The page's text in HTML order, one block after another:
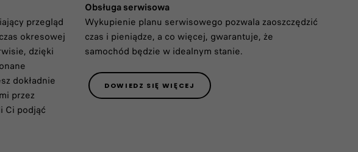
przegląd
okresowej
dzięki
dokładnie
przez
Ci podjąć
Obsługa serwisowa
Wykupienie planu serwisowego pozwala zaoszczędzić
czas i pieniądze, a co więcej, gwarantuje, że
samochód będzie w idealnym stanie.
DOWIEDZ SIĘ WIĘCEJ